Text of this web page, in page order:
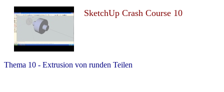
SketchUp Crash Course 10
Thema 10 - Extrusion von runden Teilen